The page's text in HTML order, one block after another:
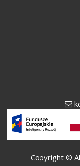
Copyright ©